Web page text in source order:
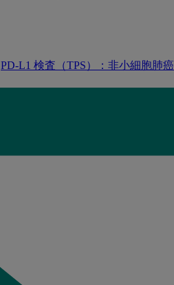
PD-L1 検査（TPS）：非小細胞肺癌